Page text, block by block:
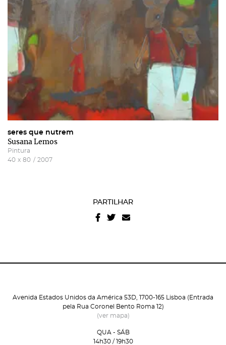
seres que nutrem
Susana Lemos
Pintura
40 x 80 / 2007
PARTILHAR
Avenida Estados Unidos da América 53D, 1700-165 Lisboa (Entrada
pela Rua Coronel Bento Roma 12)
(ver mapa)
QUA - SÁB
14h30 / 19h30